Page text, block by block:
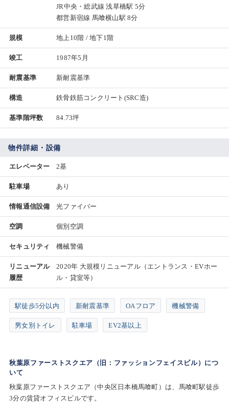
JR中央・総武線 浅草橋駅 5分
都営新宿線 馬喰横山駅 8分
規模 地上10階 / 地下1階
竣工 1987年5月
耐震基準 新耐震基準
構造 鉄骨鉄筋コンクリート(SRC造)
基準階坪数 84.73坪
物件詳細・設備
エレベーター 2基
駐車場 あり
情報通信設備 光ファイバー
空調 個別空調
セキュリティ 機械警備
リニューアル
履歴
2020年 大規模リニューアル（エントランス・EVホー
ル・貸室等）
駅徒歩5分以内 新耐震基準 OAフロア 機械警備
男女別トイレ 駐車場 EV2基以上
秋葉原ファーストスクエア（旧：ファッションフェイスビル）につ
いて
秋葉原ファーストスクエア（中央区日本橋馬喰町）は、馬喰町駅徒歩
3分の賃貸オフィスビルです。